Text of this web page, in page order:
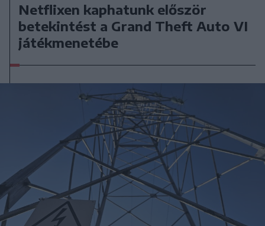
Netflixen kaphatunk először
betekintést a Grand Theft Auto VI
játékmenetébe